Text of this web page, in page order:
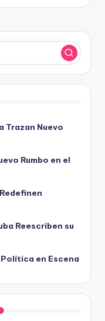
Trazan Nuevo
Rumbo en el
Reescriben su
en Escena